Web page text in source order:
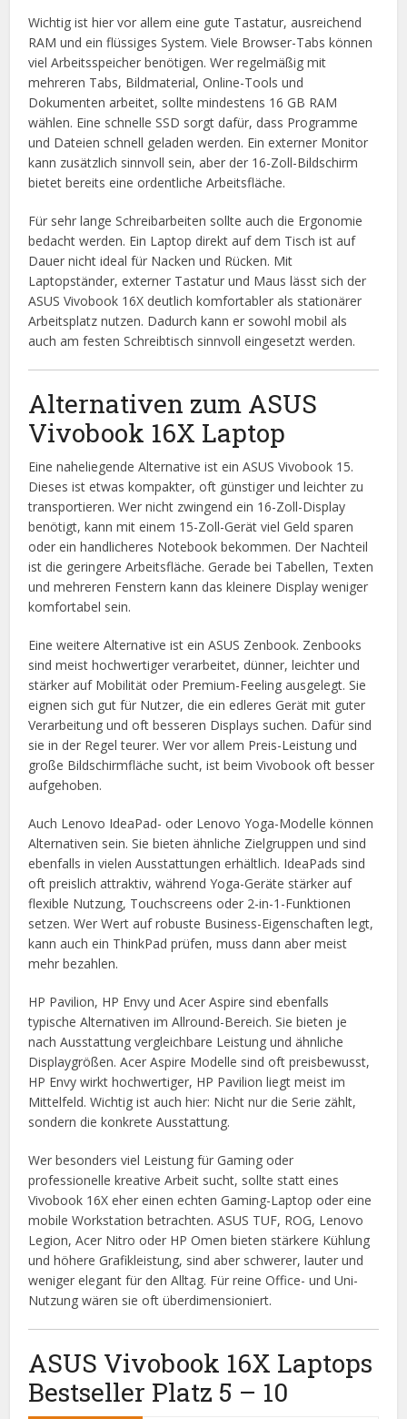
Wichtig ist hier vor allem eine gute Tastatur, ausreichend
RAM und ein flüssiges System. Viele Browser-Tabs können
viel Arbeitsspeicher benötigen. Wer regelmäßig mit
mehreren Tabs, Bildmaterial, Online-Tools und
Dokumenten arbeitet, sollte mindestens 16 GB RAM
wählen. Eine schnelle SSD sorgt dafür, dass Programme
und Dateien schnell geladen werden. Ein externer Monitor
kann zusätzlich sinnvoll sein, aber der 16-Zoll-Bildschirm
bietet bereits eine ordentliche Arbeitsfläche.
Für sehr lange Schreibarbeiten sollte auch die Ergonomie
bedacht werden. Ein Laptop direkt auf dem Tisch ist auf
Dauer nicht ideal für Nacken und Rücken. Mit
Laptopständer, externer Tastatur und Maus lässt sich der
ASUS Vivobook 16X deutlich komfortabler als stationärer
Arbeitsplatz nutzen. Dadurch kann er sowohl mobil als
auch am festen Schreibtisch sinnvoll eingesetzt werden.
Alternativen zum ASUS
Vivobook 16X Laptop
Eine naheliegende Alternative ist ein ASUS Vivobook 15.
Dieses ist etwas kompakter, oft günstiger und leichter zu
transportieren. Wer nicht zwingend ein 16-Zoll-Display
benötigt, kann mit einem 15-Zoll-Gerät viel Geld sparen
oder ein handlicheres Notebook bekommen. Der Nachteil
ist die geringere Arbeitsfläche. Gerade bei Tabellen, Texten
und mehreren Fenstern kann das kleinere Display weniger
komfortabel sein.
Eine weitere Alternative ist ein ASUS Zenbook. Zenbooks
sind meist hochwertiger verarbeitet, dünner, leichter und
stärker auf Mobilität oder Premium-Feeling ausgelegt. Sie
eignen sich gut für Nutzer, die ein edleres Gerät mit guter
Verarbeitung und oft besseren Displays suchen. Dafür sind
sie in der Regel teurer. Wer vor allem Preis-Leistung und
große Bildschirmfläche sucht, ist beim Vivobook oft besser
aufgehoben.
Auch Lenovo IdeaPad- oder Lenovo Yoga-Modelle können
Alternativen sein. Sie bieten ähnliche Zielgruppen und sind
ebenfalls in vielen Ausstattungen erhältlich. IdeaPads sind
oft preislich attraktiv, während Yoga-Geräte stärker auf
flexible Nutzung, Touchscreens oder 2-in-1-Funktionen
setzen. Wer Wert auf robuste Business-Eigenschaften legt,
kann auch ein ThinkPad prüfen, muss dann aber meist
mehr bezahlen.
HP Pavilion, HP Envy und Acer Aspire sind ebenfalls
typische Alternativen im Allround-Bereich. Sie bieten je
nach Ausstattung vergleichbare Leistung und ähnliche
Displaygrößen. Acer Aspire Modelle sind oft preisbewusst,
HP Envy wirkt hochwertiger, HP Pavilion liegt meist im
Mittelfeld. Wichtig ist auch hier: Nicht nur die Serie zählt,
sondern die konkrete Ausstattung.
Wer besonders viel Leistung für Gaming oder
professionelle kreative Arbeit sucht, sollte statt eines
Vivobook 16X eher einen echten Gaming-Laptop oder eine
mobile Workstation betrachten. ASUS TUF, ROG, Lenovo
Legion, Acer Nitro oder HP Omen bieten stärkere Kühlung
und höhere Grafikleistung, sind aber schwerer, lauter und
weniger elegant für den Alltag. Für reine Office- und Uni-
Nutzung wären sie oft überdimensioniert.
ASUS Vivobook 16X Laptops
Bestseller Platz 5 – 10